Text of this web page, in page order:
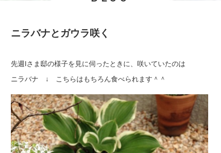
ニラバナとガウラ咲く
先週Iさま邸の様子を見に伺ったときに、咲いていたのは
ニラバナ ↓ こちらはもちろん食べられます＾＾